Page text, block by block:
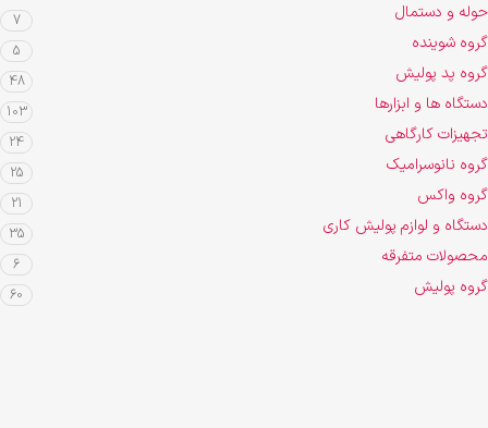
حوله و دستمال 7
گروه شوینده 5
گروه پد پولیش 48
دستگاه ها و ابزارها 103
تجهیزات کارگاهی 24
گروه نانوسرامیک 25
گروه واکس 21
دستگاه و لوازم پولیش کاری 35
محصولات متفرقه 6
گروه پولیش 60